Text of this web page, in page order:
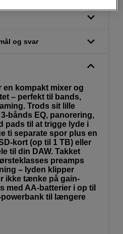
og svar
en kompakt mixer og
– perfekt til bands,
Trods sit lille
bånds EQ, panorering,
pads til at trigge lyde i
ti separate spor plus en
kort (op til 1 TB) eller
til din DAW. Takket
preamps
– lyden klipper
ikke tænke på gain-
med AA-batterier i op til
powerbank til længere